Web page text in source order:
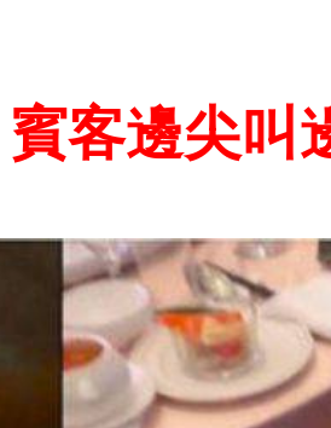
客邊尖叫